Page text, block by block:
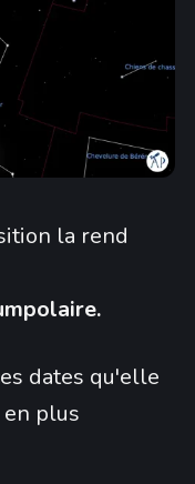
la rend
dates qu'elle
plus